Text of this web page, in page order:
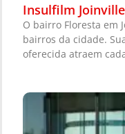
Insulfilm
O bairro Floresta em
bairros da cidade.
oferecida atraem